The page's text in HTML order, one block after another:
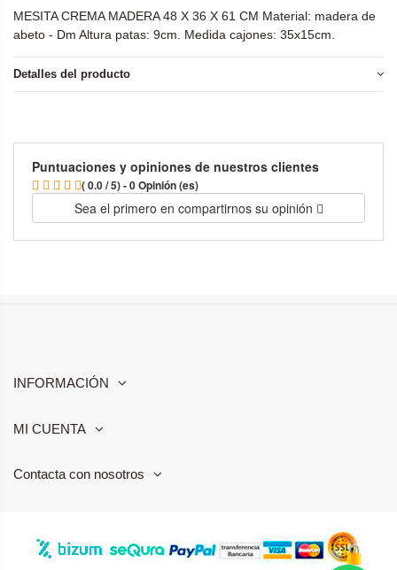
MESITA CREMA MADERA 48 X 36 X 61 CM Material: madera de
abeto - Dm Altura patas: 9cm. Medida cajones: 35x15cm.
Detalles del producto
Puntuaciones y opiniones de nuestros clientes
( 0.0 / 5) - 0 Opinión (es)
Sea el primero en compartirnos su opinión
INFORMACIÓN
MI CUENTA
Contacta con nosotros